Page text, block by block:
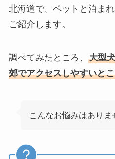
北海道で、ペットと泊ま
ご紹介します。
調べてみたところ、 大型
郊でアクセスしやすいと
こんなお悩みはありま